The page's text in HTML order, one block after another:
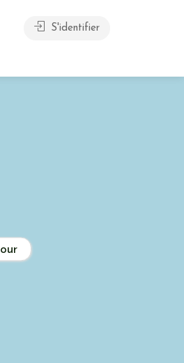
S'identifier